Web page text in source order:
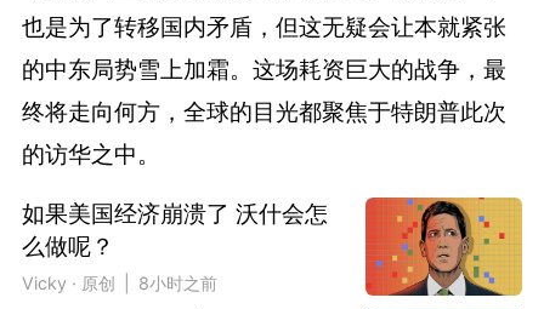
也是为了转移国内矛盾，但这无疑会让本就紧张
的中东局势雪上加霜。这场耗资巨大的战争，最
终将走向何方，全球的目光都聚焦于特朗普此次
的访华之中。
如果美国经济崩溃了 沃什会怎
么做呢？
Vicky · 原创 | 8小时之前